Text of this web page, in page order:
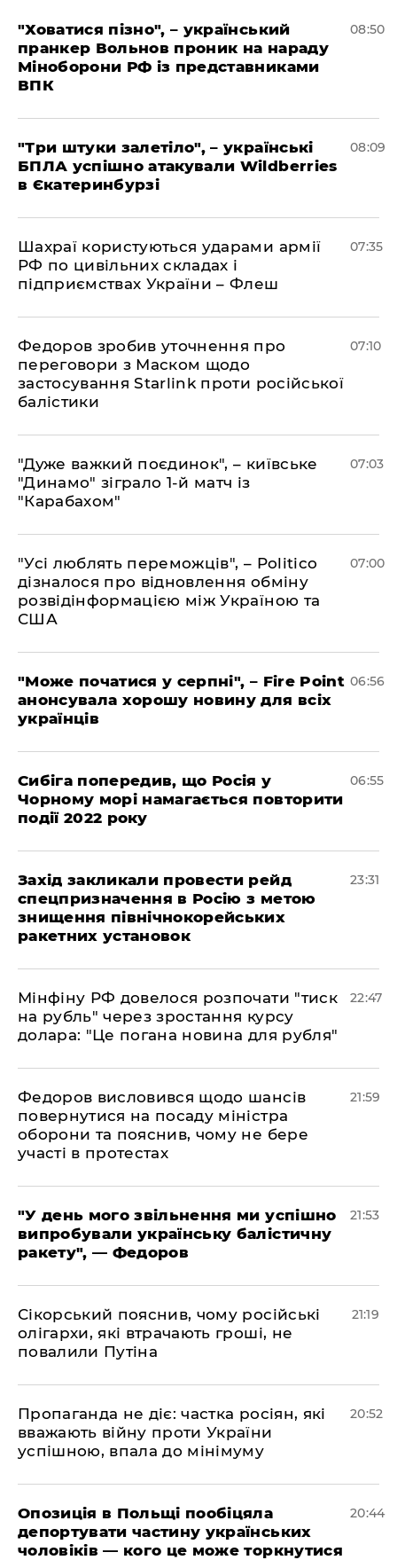
"Ховатися пізно", – український
пранкер Вольнов проник на нараду
Міноборони РФ із представниками
ВПК
08:50
"Три штуки залетіло", – українські
БПЛА успішно атакували Wildberries
в Єкатеринбурзі
08:09
Шахраї користуються ударами армії
РФ по цивільних складах і
підприємствах України – Флеш
07:35
Федоров зробив уточнення про
переговори з Маском щодо
застосування Starlink проти російської
балістики
07:10
"Дуже важкий поєдинок", – київське
"Динамо" зіграло 1-й матч із
"Карабахом"
07:03
"Усі люблять переможців", – Politico
дізналося про відновлення обміну
розвідінформацією між Україною та
США
07:00
"Може початися у серпні", – Fire Point
анонсувала хорошу новину для всіх
українців
06:56
Сибіга попередив, що Росія у
Чорному морі намагається повторити
події 2022 року
06:55
​Захід закликали провести рейд
спецпризначення в Росію з метою
знищення північнокорейських
ракетних установок
23:31
​Мінфіну РФ довелося розпочати "тиск
на рубль" через зростання курсу
долара: "Це погана новина для рубля"
22:47
​Федоров висловився щодо шансів
повернутися на посаду міністра
оборони та пояснив, чому не бере
участі в протестах
21:59
​"У день мого звільнення ми успішно
випробували українську балістичну
ракету", — Федоров
21:53
​Сікорський пояснив, чому російські
олігархи, які втрачають гроші, не
повалили Путіна
21:19
​Пропаганда не діє: частка росіян, які
вважають війну проти України
успішною, впала до мінімуму
20:52
​Опозиція в Польщі пообіцяла
депортувати частину українських
чоловіків — кого це може торкнутися
20:44